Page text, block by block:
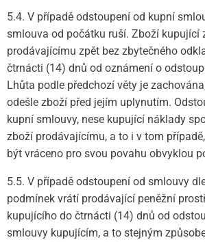
5.4. V případě odstoupení od kupní
smlouva od počátku ruší. Zboží kupující
prodávajícímu zpět bez zbytečného
čtrnácti (14) dnů od oznámení o
Lhůta podle předchozí věty je
odešle zboží před jejím uplynutím.
kupní smlouvy, nese kupující náklady
zboží prodávajícímu, a to i v tom
být vráceno pro svou povahu obvyklou
5.5. V případě odstoupení od smlouvy
podmínek vrátí prodávající peněžní
kupujícího do čtrnácti (14) dnů od
smlouvy kupujícím, a to stejným